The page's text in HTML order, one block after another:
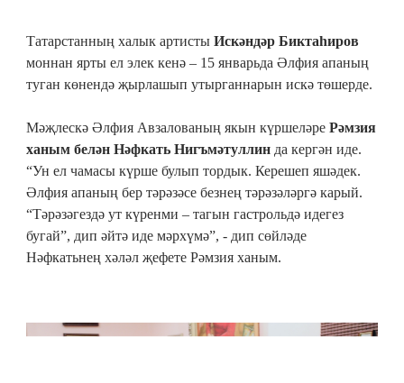
Татарстанның халык артисты Искәндәр Биктаһиров
моннан ярты ел элек кенә – 15 январьда Әлфия апаның
туган көнендә җырлашып утырганнарын искә төшерде.
Мәҗлескә Әлфия Авзалованың якын күршеләре Рәмзия
ханым белән Нәфкать Нигъмәтуллин да кергән иде.
“Ун ел чамасы күрше булып тордык. Керешеп яшәдек.
Әлфия апаның бер тәрәзәсе безнең тәрәзәләргә карый.
“Тәрәзәгездә ут күренми – тагын гастрольдә идегез
бугай”, дип әйтә иде мәрхүмә”, - дип сөйләде
Нәфкатьнең хәләл җефете Рәмзия ханым.